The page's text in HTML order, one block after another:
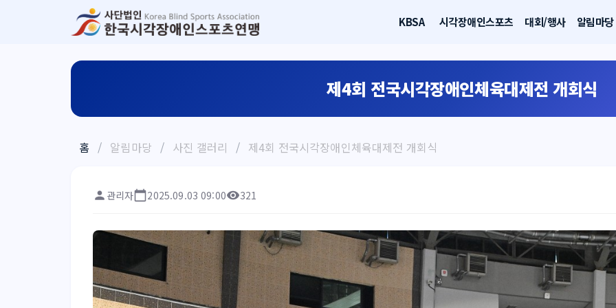
KBSA 시각장애인스포츠 대회/행사 알림마당
제4회 전국시각장애인체육대제전 개회식
홈 / 알림마당 / 사진 갤러리 / 제4회 전국시각장애인체육대제전 개회식
관리자 2025.09.03 09:00 321